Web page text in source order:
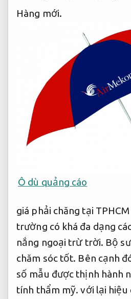
Hàng mới.
Ô dù quảng cáo
giá phải chăng tại
trường có khá đa dạng
nắng ngoại trừ trời. Bộ
chăm sóc tốt. Bên cạnh
số mẫu được thịnh hành
tính thẩm mỹ. với lại hiệu